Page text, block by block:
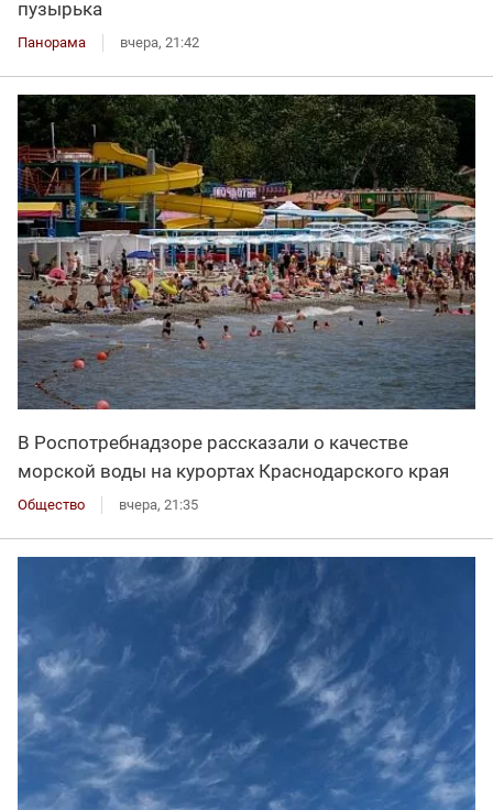
пузырька
Панорама вчера, 21:42
В Роспотребнадзоре рассказали о качестве
морской воды на курортах Краснодарского края
Общество вчера, 21:35